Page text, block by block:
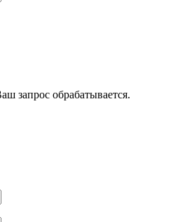
запрос обрабатывается.